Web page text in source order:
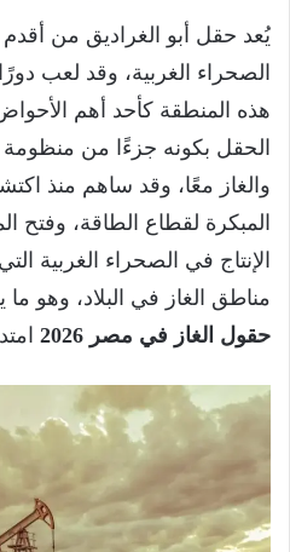
يُعد حقل أبو الغراديق من
الصحراء الغربية، وقد لعب
هذه المنطقة كأحد أهم
الحقل بكونه جزءًا من
والغاز معًا، وقد ساهم منذ
المبكرة لقطاع الطاقة، وفتح
الإنتاج في الصحراء الغربية
مناطق الغاز في البلاد، وهو
حقول الغاز في مصر 2026